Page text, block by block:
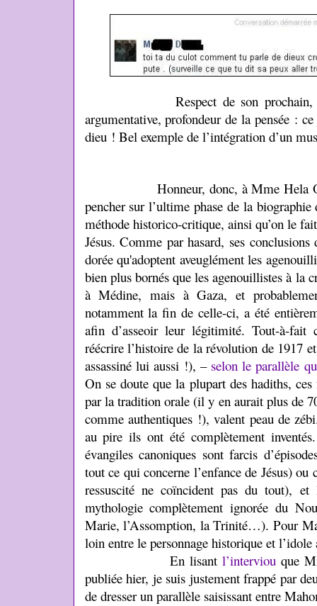
Respect de son prochain,
argumentative, profondeur de la pensée :
dieu ! Bel exemple de l’intégration d’un
Honneur, donc, à Mme Hela
pencher sur l’ultime phase de la
méthode historico-critique, ainsi qu’on le
Jésus. Comme par hasard, ses
dorée qu'adoptent aveuglément les
bien plus bornés que les agenouillistes à la
à Médine, mais à Gaza, et
notamment la fin de celle-ci, a été
afin d’asseoir leur légitimité. Tout-à-fait
réécrire l’histoire de la révolution de 1917
assassiné lui aussi !), – selon le parallèle
On se doute que la plupart des hadiths,
par la tradition orale (il y en aurait plus de
comme authentiques !), valent peau de
au pire ils ont été complètement
évangiles canoniques sont farcis
tout ce qui concerne l’enfance de Jésus)
ressuscité ne coïncident pas du tout),
mythologie complètement ignorée du
Marie, l’Assomption, la Trinité…). Pour
loin entre le personnage historique et l’idole
En lisantl’interviou que
publiée hier, je suis justement frappé par
de dresser un parallèle saisissant entre